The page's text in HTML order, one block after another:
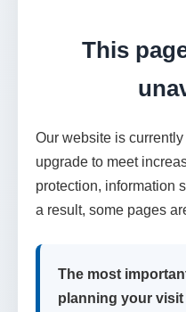
This
Our website is
upgrade to meet
protection, information
a result, some pages
The most
planning your